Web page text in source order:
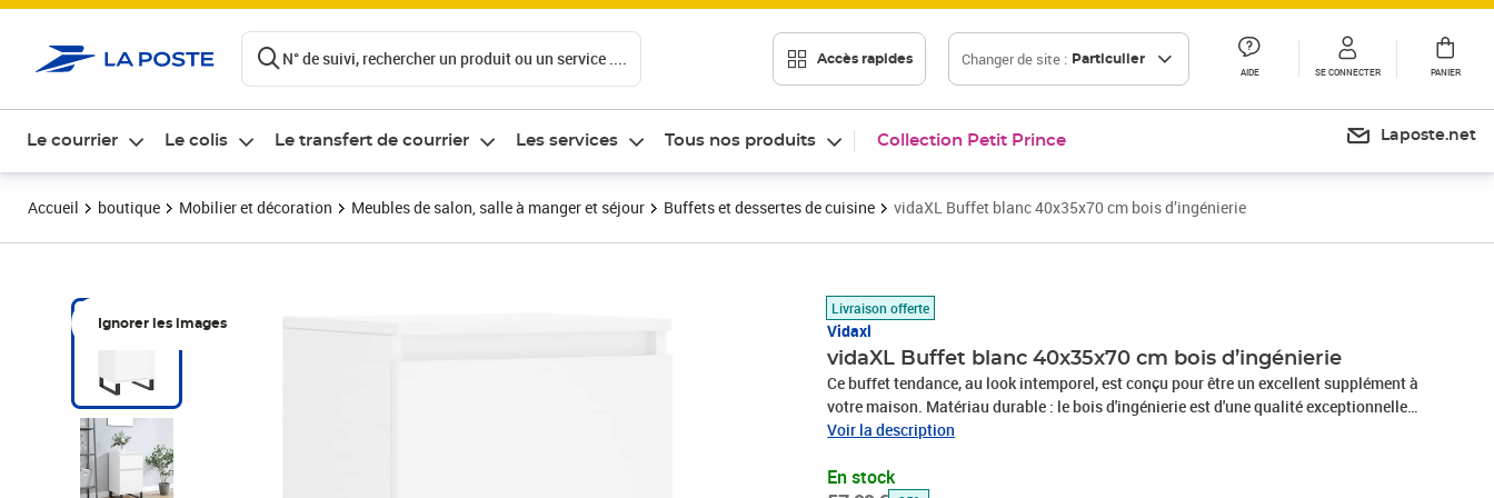
N° de suivi, rechercher un produit ou un service .... Accès rapides Changer de site : Particulier
AIDE SE CONNECTER PANIER
Le courrier Le colis Le transfert de courrier Les services Tous nos produits Collection Petit Prince Laposte.net
Accueil boutique Mobilier et décoration Meubles de salon, salle à manger et séjour Buffets et dessertes de cuisine vidaXL Buffet blanc 40x35x70 cm bois d’ingénierie
Ignorer les images
Livraison offerte
Vidaxl
vidaXL Buffet blanc 40x35x70 cm bois d’ingénierie
Ce buffet tendance, au look intemporel, est conçu pour être un excellent supplément à
votre maison. Matériau durable : le bois d'ingénierie est d'une qualité exceptionnelle
avec une surface lisse et présente également résistance, stabilité et résistance à
nettoyer avec un chiffon humide.Grand espace de rangement : le buffet offre un grand
Voir la description
En stock
Prix barré 57,99 €
Prix 42,97€